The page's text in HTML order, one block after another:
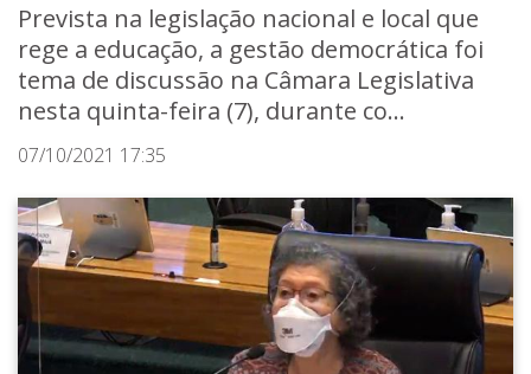
Prevista na legislação nacional e local que
rege a educação, a gestão democrática foi
tema de discussão na Câmara Legislativa
nesta quinta-feira (7), durante co...
07/10/2021 17:35